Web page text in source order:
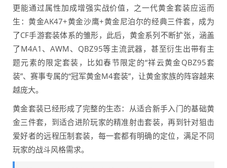
更能通过属性加成增强实战价值，之一代黄金套装应运而
生：黄金AK47+黄金沙鹰+黄金尼泊尔的经典三件套，成为
了CF手游套装体系的雏形，此后，黄金系列不断扩张，涵盖
了M4A1、AWM、QBZ95等主流武器，甚至衍生出带有主
题元素的限定套装，比如春节限定的“祥云黄金QBZ95套
装”、赛事专属的“冠军黄金M4套装”，让黄金家族的阵容越来
越庞大。
黄金套装已经形成了完整的生态：从适合新手入门的基础黄
金三件套，到适合进阶玩家的精准射击套装，再到针对狙击
爱好者的远程压制套装，每一套都有明确的定位，满足不同
玩家的战斗风格需求。